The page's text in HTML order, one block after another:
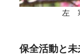
左　
保全活動と未